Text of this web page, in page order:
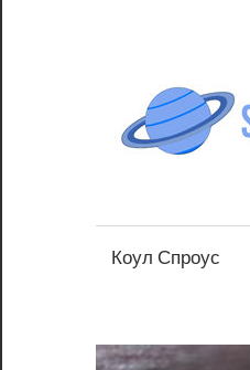
Коул Спроус